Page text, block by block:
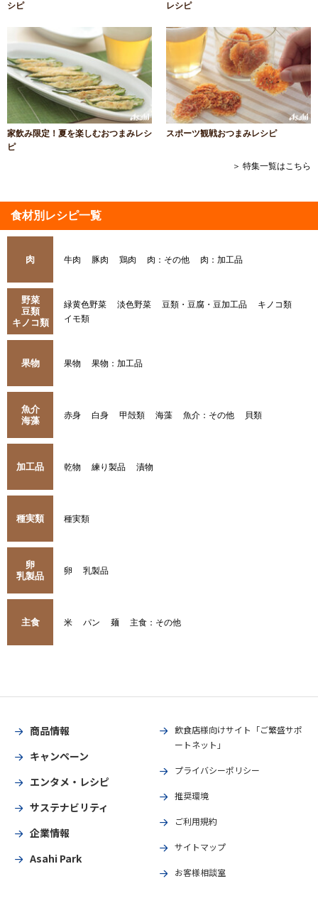
シピ
レシピ
家飲み限定！夏を楽しむおつまみレシ
ピ
スポーツ観戦おつまみレシピ
＞ 特集一覧はこちら
食材別レシピ一覧
肉 牛肉 豚肉 鶏肉 肉：その他 肉：加工品
野菜
豆類
キノコ類
緑黄色野菜 淡色野菜 豆類・豆腐・豆加工品
キノコ類
イモ類
果物 果物 果物：加工品
魚介
海藻
赤身 白身 甲殻類 海藻 魚介：その他 貝類
加工品 乾物 練り製品 漬物
種実類 種実類
卵
乳製品
卵 乳製品
主食 米 パン 麺 主食：その他
商品情報
キャンペーン
エンタメ・レシピ
サステナビリティ
企業情報
Asahi Park
飲食店様向けサイト「ご繁盛サポ
ートネット」
プライバシーポリシー
推奨環境
ご利用規約
サイトマップ
お客様相談室